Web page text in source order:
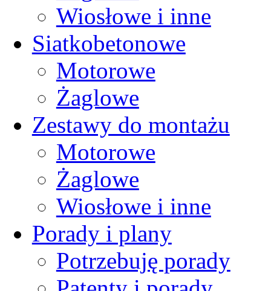
Wiosłowe i inne
Siatkobetonowe
Motorowe
Żaglowe
Zestawy do montażu
Motorowe
Żaglowe
Wiosłowe i inne
Porady i plany
Potrzebuję porady